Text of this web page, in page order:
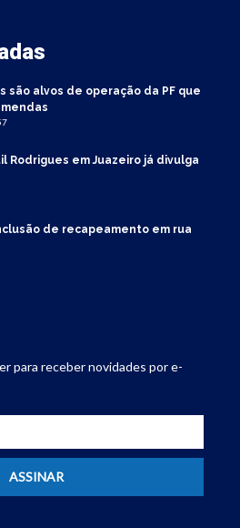
são alvos de operação da PF que
Rodrigues em Juazeiro já divulga
de recapeamento em rua
para receber novidades por e-